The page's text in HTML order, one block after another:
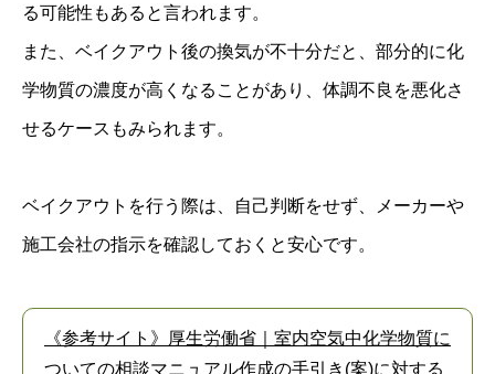
る可能性もあると言われます。
また、ベイクアウト後の換気が不十分だと、部分的に化
学物質の濃度が高くなることがあり、体調不良を悪化さ
せるケースもみられます。
ベイクアウトを行う際は、自己判断をせず、メーカーや
施工会社の指示を確認しておくと安心です。
《参考サイト》厚生労働省｜室内空気中化学物質に
ついての相談マニュアル作成の手引き(案)に対する